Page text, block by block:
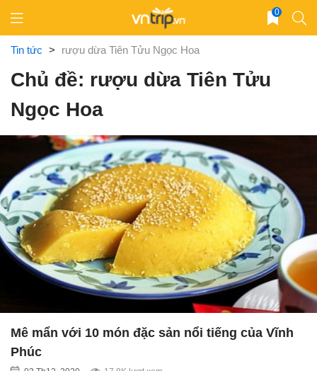
content
0
Tin tức > rượu dừa Tiên Tửu Ngọc Hoa
Chủ đề: rượu dừa Tiên Tửu
Ngọc Hoa
Mê mẩn với 10 món đặc sản nổi tiếng của Vĩnh
Phúc